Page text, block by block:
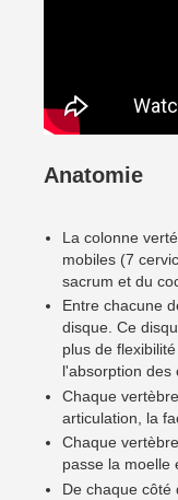
Anatomie
La colonne
mobiles (7
sacrum et du
Entre chacune
disque. Ce
plus de
l'absorption des
Chaque
articulation, la
Chaque
passe la moelle
De chaque côté